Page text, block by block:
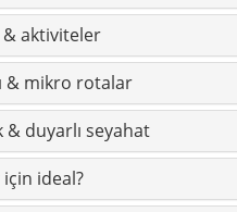
& aktiviteler
& mikro rotalar
duyarlı seyahat
ideal?